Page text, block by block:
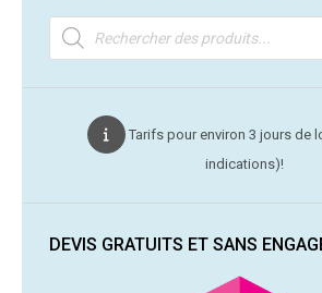
Recherche
de
produits
Tarifs pour environ 3 jours de
indications)!
DEVIS GRATUITS ET SANS